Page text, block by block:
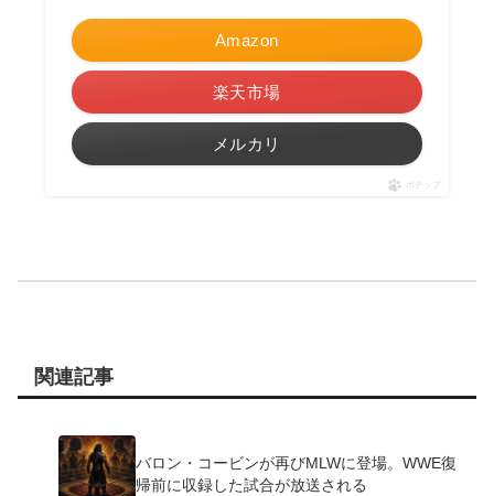
Amazon
楽天市場
メルカリ
ポチップ
関連記事
バロン・コービンが再びMLWに登場。WWE復
帰前に収録した試合が放送される